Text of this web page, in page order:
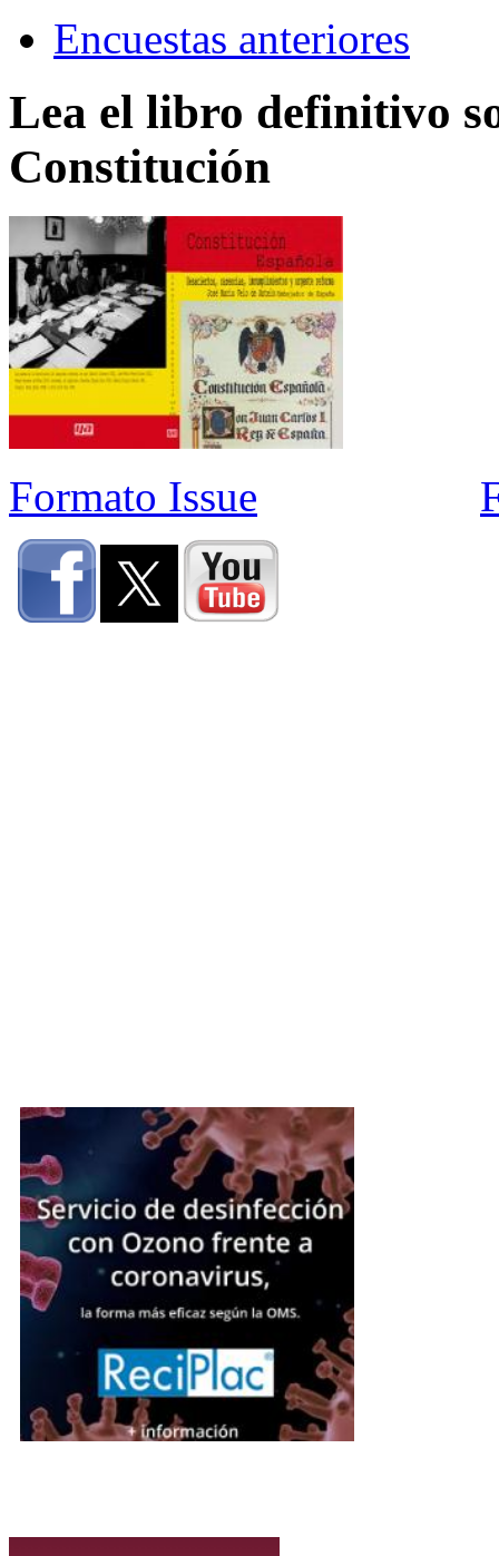
Encuestas anteriores
Lea el libro definitivo
Constitución
Formato Issue